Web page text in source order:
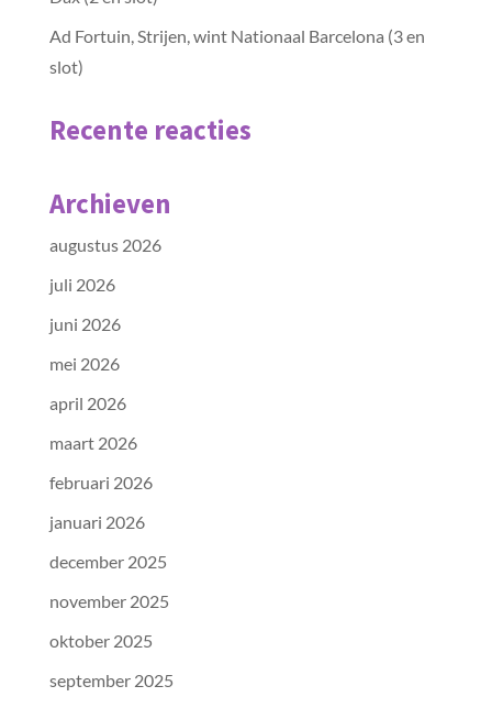
Ad Fortuin, Strijen, wint Nationaal Barcelona (3 en
slot)
Recente reacties
Archieven
augustus 2026
juli 2026
juni 2026
mei 2026
april 2026
maart 2026
februari 2026
januari 2026
december 2025
november 2025
oktober 2025
september 2025